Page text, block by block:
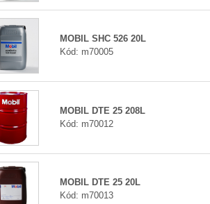
MOBIL SHC 526 20L
Kód: m70005
MOBIL DTE 25 208L
Kód: m70012
MOBIL DTE 25 20L
Kód: m70013